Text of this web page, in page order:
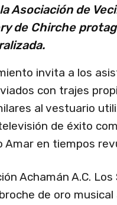
Asociación de
de Chirche
invita a los
con trajes
al vestuario
de éxito
Amar en tiempos
Achamán A.C. Los
de oro